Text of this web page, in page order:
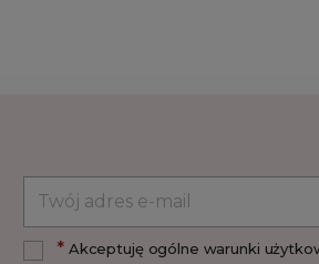
*Akceptuję ogólne warunki